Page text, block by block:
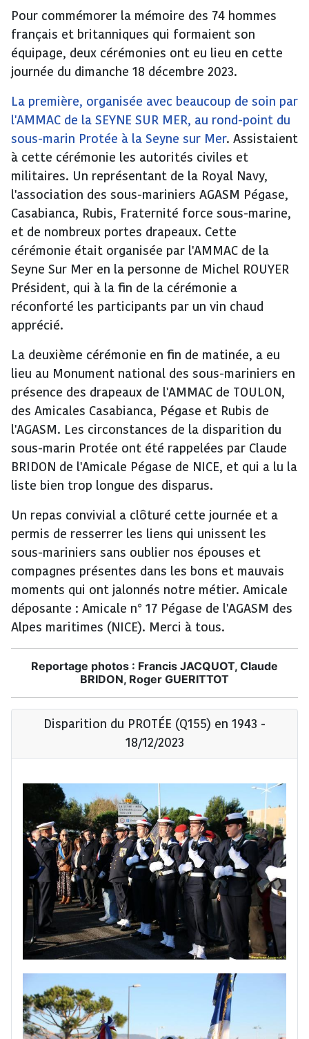
Pour commémorer la mémoire des 74 hommes
français et britanniques qui formaient son
équipage, deux cérémonies ont eu lieu en cette
journée du dimanche 18 décembre 2023.
La première, organisée avec beaucoup de soin par
l'AMMAC de la SEYNE SUR MER, au rond-point du
sous-marin Protée à la Seyne sur Mer. Assistaient
à cette cérémonie les autorités civiles et
militaires. Un représentant de la Royal Navy,
l'association des sous-mariniers AGASM Pégase,
Casabianca, Rubis, Fraternité force sous-marine,
et de nombreux portes drapeaux. Cette
cérémonie était organisée par l'AMMAC de la
Seyne Sur Mer en la personne de Michel ROUYER
Président, qui à la fin de la cérémonie a
réconforté les participants par un vin chaud
apprécié.
La deuxième cérémonie en fin de matinée, a eu
lieu au Monument national des sous-mariniers en
présence des drapeaux de l'AMMAC de TOULON,
des Amicales Casabianca, Pégase et Rubis de
l'AGASM. Les circonstances de la disparition du
sous-marin Protée ont été rappelées par Claude
BRIDON de l'Amicale Pégase de NICE, et qui a lu la
liste bien trop longue des disparus.
Un repas convivial a clôturé cette journée et a
permis de resserrer les liens qui unissent les
sous-mariniers sans oublier nos épouses et
compagnes présentes dans les bons et mauvais
moments qui ont jalonnés notre métier. Amicale
déposante : Amicale n° 17 Pégase de l'AGASM des
Alpes maritimes (NICE). Merci à tous.
Reportage photos : Francis JACQUOT, Claude
BRIDON, Roger GUERITTOT
Disparition du PROTÉE (Q155) en 1943 -
18/12/2023